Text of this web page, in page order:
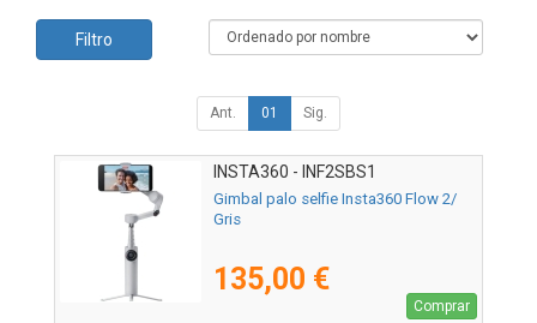
Filtro
Ant. 01 Sig.
INSTA360 - INF2SBS1
Gimbal palo selfie Insta360 Flow 2/
Gris
135,00 €
Comprar